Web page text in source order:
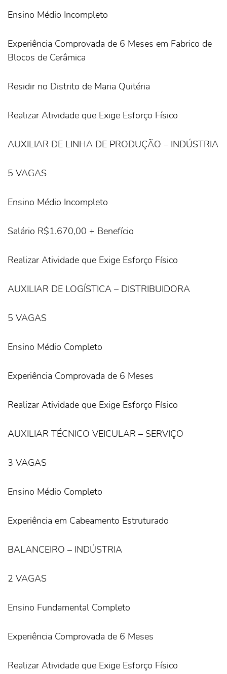
Ensino Médio Incompleto
Experiência Comprovada de 6 Meses em Fabrico de
Blocos de Cerâmica
Residir no Distrito de Maria Quitéria
Realizar Atividade que Exige Esforço Físico
AUXILIAR DE LINHA DE PRODUÇÃO – INDÚSTRIA
5 VAGAS
Ensino Médio Incompleto
Salário R$1.670,00 + Benefício
Realizar Atividade que Exige Esforço Físico
AUXILIAR DE LOGÍSTICA – DISTRIBUIDORA
5 VAGAS
Ensino Médio Completo
Experiência Comprovada de 6 Meses
Realizar Atividade que Exige Esforço Físico
AUXILIAR TÉCNICO VEICULAR – SERVIÇO
3 VAGAS
Ensino Médio Completo
Experiência em Cabeamento Estruturado
BALANCEIRO – INDÚSTRIA
2 VAGAS
Ensino Fundamental Completo
Experiência Comprovada de 6 Meses
Realizar Atividade que Exige Esforço Físico